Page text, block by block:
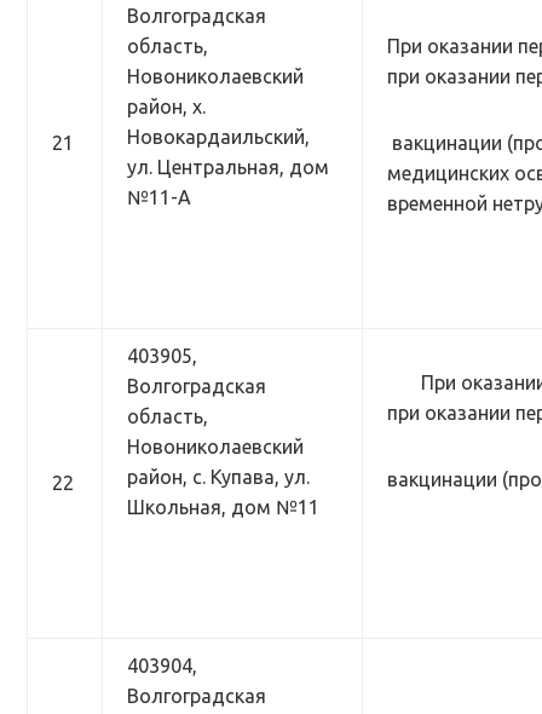
21
Волгоградская
область,
Новониколаевский
район, х.
Новокардаильский,
ул. Центральная, дом
№11-А
При оказании
при оказании
вакцинации
медицинских
временной
22
403905,
Волгоградская
область,
Новониколаевский
район, с. Купава, ул.
Школьная, дом №11
При оказании
при оказании
вакцинации
403904,
Волгоградская